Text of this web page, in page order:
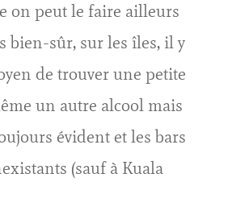
on peut le faire ailleurs
bien-sûr, sur les îles, il y
de trouver une petite
un autre alcool mais
évident et les bars
(sauf à Kuala